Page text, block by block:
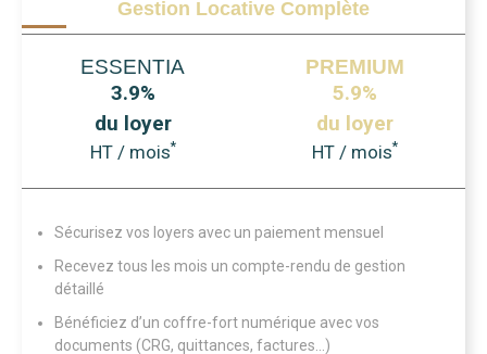
Gestion Locative Complète
ESSENTIA
3.9%
du loyer
HT / mois*
PREMIUM
5.9%
du loyer
HT / mois*
Sécurisez vos loyers avec un paiement mensuel
Recevez tous les mois un compte-rendu de gestion
détaillé
Bénéficiez d’un coffre-fort numérique avec vos
documents (CRG, quittances, factures...)